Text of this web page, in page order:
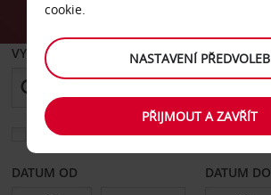
VYZVEDNOUT Z
Vyberte si jiné místo vrácení
DATUM OD DATUM DO
cookie.
NASTAVENÍ PŘEDVOLEB
PŘIJMOUT A ZAVŘÍT